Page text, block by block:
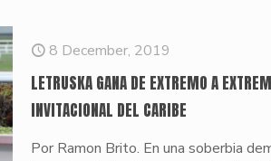
8 December, 2019
LETRUSKA GANA DE EXTREMO A
INVITACIONAL DEL CARIBE
Por Ramon Brito. En una soberbia